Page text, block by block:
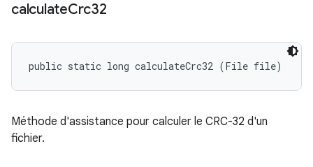
calculateCrc32
public static long calculateCrc32 (File file)
Méthode d'assistance pour calculer le CRC-32 d'un
fichier.